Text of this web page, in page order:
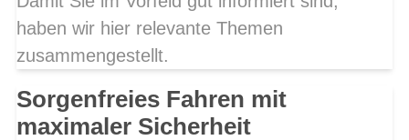
haben wir hier relevante Themen
zusammengestellt.
Sorgenfreies Fahren mit
maximaler Sicherheit